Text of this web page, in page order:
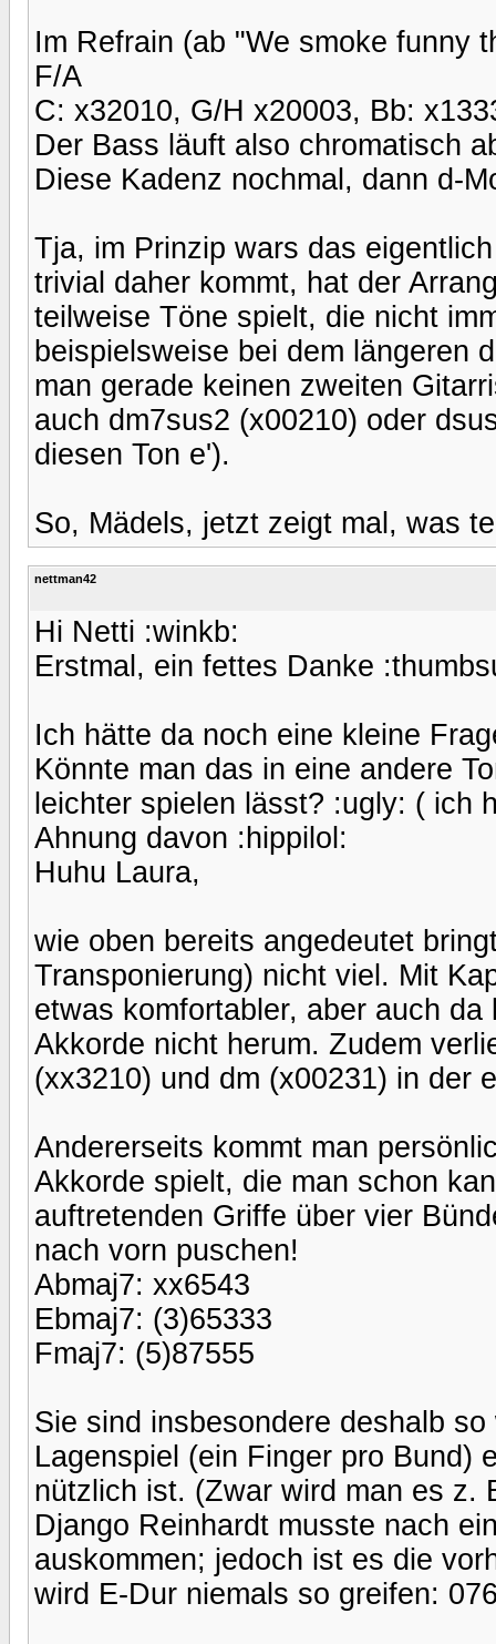
Im Refrain (ab "We smoke funny
F/A
C: x32010, G/H x20003, Bb:
Der Bass läuft also chromatisch
Diese Kadenz nochmal, dann d-
Tja, im Prinzip wars das
trivial daher kommt, hat der
teilweise Töne spielt, die nicht
beispielsweise bei dem längeren
man gerade keinen zweiten
auch dm7sus2 (x00210) oder
diesen Ton e').
So, Mädels, jetzt zeigt mal, was
nettman42
Hi Netti :winkb:
Erstmal, ein fettes Danke
Ich hätte da noch eine kleine
Könnte man das in eine andere
leichter spielen lässt? :ugly: ( ich
Ahnung davon :hippilol:
Huhu Laura,
wie oben bereits angedeutet
Transponierung) nicht viel. Mit
etwas komfortabler, aber auch
Akkorde nicht herum. Zudem
(xx3210) und dm (x00231) in der
Andererseits kommt man
Akkorde spielt, die man schon
auftretenden Griffe über vier
nach vorn puschen!
Abmaj7: xx6543
Ebmaj7: (3)65333
Fmaj7: (5)87555
Sie sind insbesondere deshalb
Lagenspiel (ein Finger pro Bund)
nützlich ist. (Zwar wird man es z.
Django Reinhardt musste nach
auskommen; jedoch ist es die
wird E-Dur niemals so greifen: